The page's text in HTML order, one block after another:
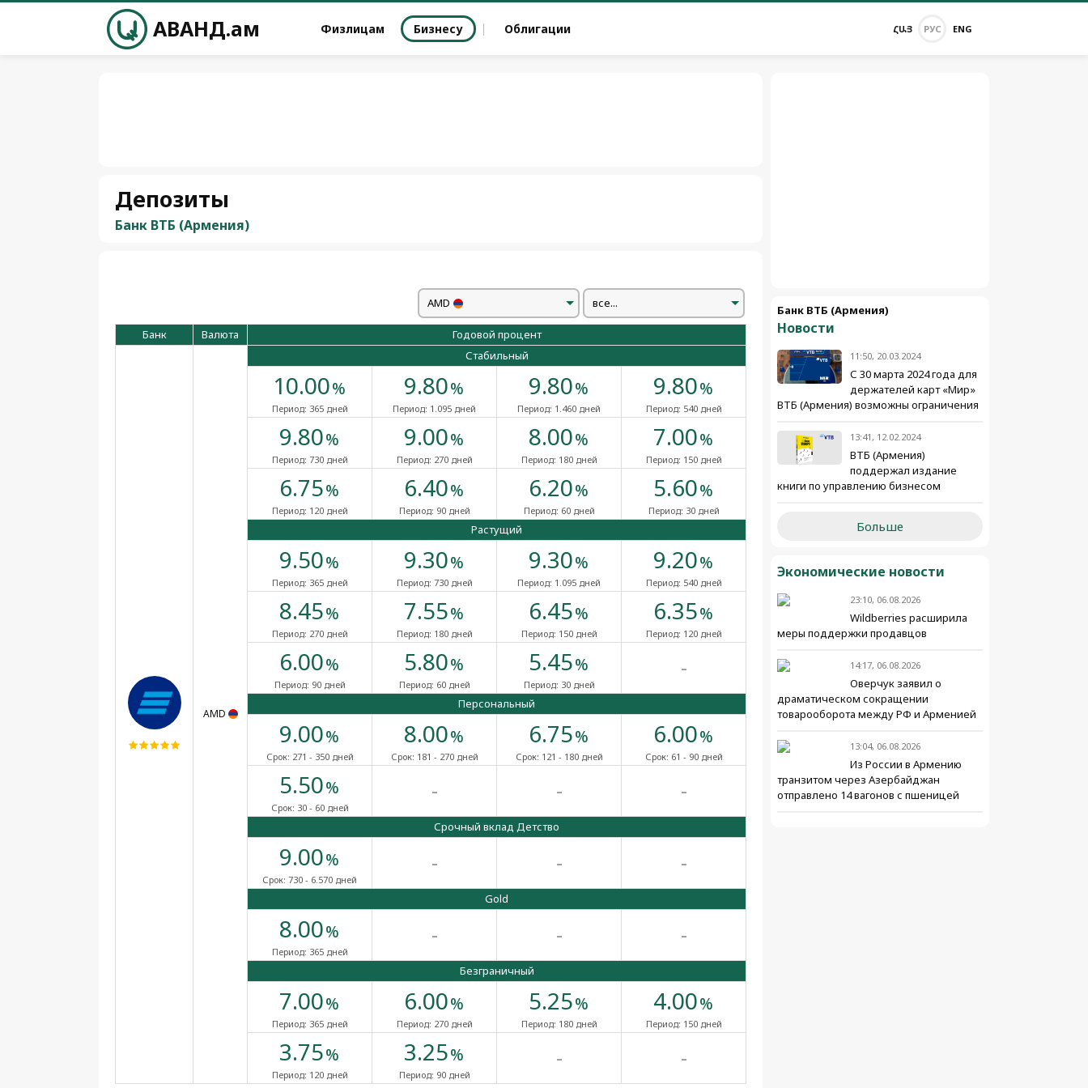
АВАНД.ам Физлицам Бизнесу Облигации ՀԱՅ РУС ENG
Депозиты
Банк ВТБ (Армения)
все...
AMD
Банк Валюта Годовой процент
AMD
Стабильный
10.00%
Период: 365 дней
9.80%
Период: 1.095 дней
9.80%
Период: 1.460 дней
9.80%
Период: 540 дней
9.80%
Период: 730 дней
9.00%
Период: 270 дней
8.00%
Период: 180 дней
7.00%
Период: 150 дней
6.75%
Период: 120 дней
6.40%
Период: 90 дней
6.20%
Период: 60 дней
5.60%
Период: 30 дней
Растущий
9.50%
Период: 365 дней
9.30%
Период: 730 дней
9.30%
Период: 1.095 дней
9.20%
Период: 540 дней
8.45%
Период: 270 дней
7.55%
Период: 180 дней
6.45%
Период: 150 дней
6.35%
Период: 120 дней
6.00%
Период: 90 дней
5.80%
Период: 60 дней
5.45%
Период: 30 дней
-
Персональный
9.00%
Срок: 271 - 350 дней
8.00%
Срок: 181 - 270 дней
6.75%
Срок: 121 - 180 дней
6.00%
Срок: 61 - 90 дней
5.50%
Срок: 30 - 60 дней
- - -
Срочный вклад Детство
9.00%
Срок: 730 - 6.570 дней
- - -
Gold
8.00%
Период: 365 дней
- - -
Безграничный
7.00%
Период: 365 дней
6.00%
Период: 270 дней
5.25%
Период: 180 дней
4.00%
Период: 150 дней
3.75%
Период: 120 дней
3.25%
Период: 90 дней
- -
Банк ВТБ (Армения)
Новости
11:50, 20.03.2024
С 30 марта 2024 года для
держателей карт «Мир»
ВТБ (Армения) возможны ограничения
13:41, 12.02.2024
ВТБ (Армения)
поддержал издание
книги по управлению бизнесом
Больше
Экономические новости
23:10, 06.08.2026
Wildberries расширила
меры поддержки продавцов
14:17, 06.08.2026
Оверчук заявил о
драматическом сокращении
товарооборота между РФ и Арменией
13:04, 06.08.2026
Из России в Армению
транзитом через Азербайджан
отправлено 14 вагонов с пшеницей